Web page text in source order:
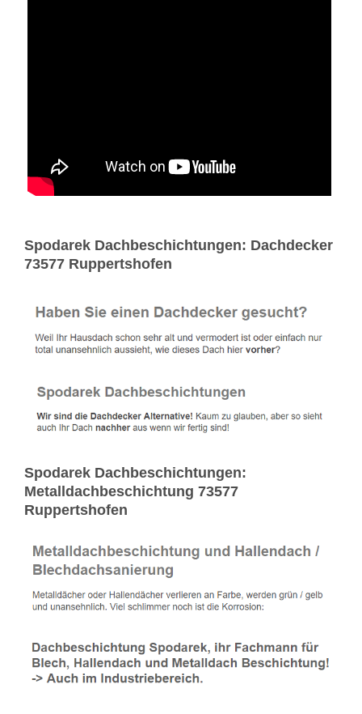
Spodarek Dachbeschichtungen: Dachdecker
73577 Ruppertshofen
Spodarek Dachbeschichtungen:
Metalldachbeschichtung 73577
Ruppertshofen